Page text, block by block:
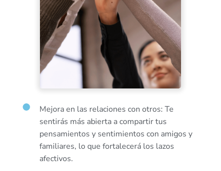
Mejora en las relaciones con otros: Te
sentirás más abierta a compartir tus
pensamientos y sentimientos con amigos y
familiares, lo que fortalecerá los lazos
afectivos.